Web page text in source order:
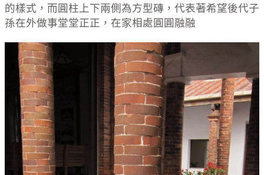
的樣式，而圓柱上下兩側為方型磚，代表著希望後代子
孫在外做事堂堂正正，在家相處圓圓融融